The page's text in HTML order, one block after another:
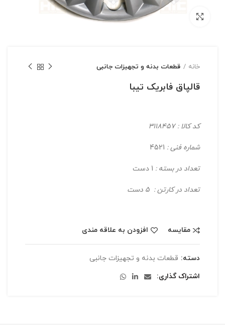
بزرگنمایی تصویر
خانه قطعات بدنه و تجهیزات جانبی
قالپاق فابریک تیبا
کد کالا : 3118457
شماره فنی :
تعداد در بسته :
تعداد در کارتن : 5 دست
مقایسه افزودن به علاقه مندی
دسته: قطعات بدنه و تجهیزات جانبی
اشتراک گذاری